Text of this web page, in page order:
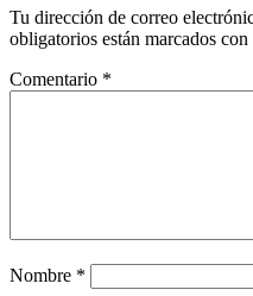
Tu dirección de correo
obligatorios están marcados con
Comentario *
Nombre *